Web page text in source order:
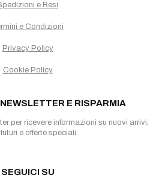
e Resi
e Condizioni
Privacy Policy
Cookie Policy
E RISPARMIA
per ricevere informazioni su nuovi arrivi,
e offerte speciali.
SEGUICI SU